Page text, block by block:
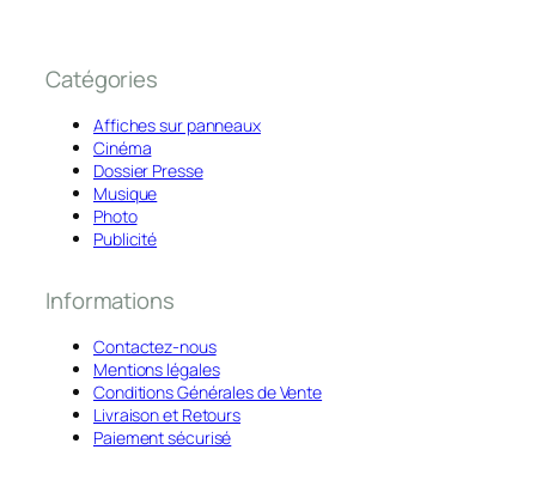
Catégories
Affiches sur panneaux
Cinéma
Dossier Presse
Musique
Photo
Publicité
Informations
Contactez-nous
Mentions légales
Conditions Générales de Vente
Livraison et Retours
Paiement sécurisé